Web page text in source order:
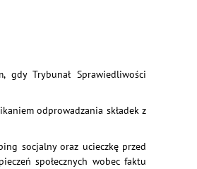
gdy Trybunał Sprawiedliwości
odprowadzania składek z
socjalny oraz ucieczkę przed
społecznych wobec faktu